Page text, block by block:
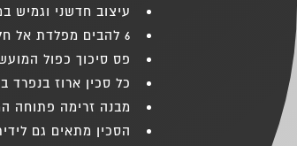
עיצוב חדשני וגמיש
6 להבים מפלדת אל חלד המעניקים גילוח חלק במעבר אחד
פס סיכוך כפול
כל סכין ארוז
מבנה זרימה פתוחה
הסכין מתאים גם